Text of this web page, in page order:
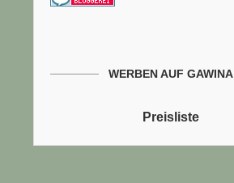
WERBEN AUF GAWINA
Preisliste